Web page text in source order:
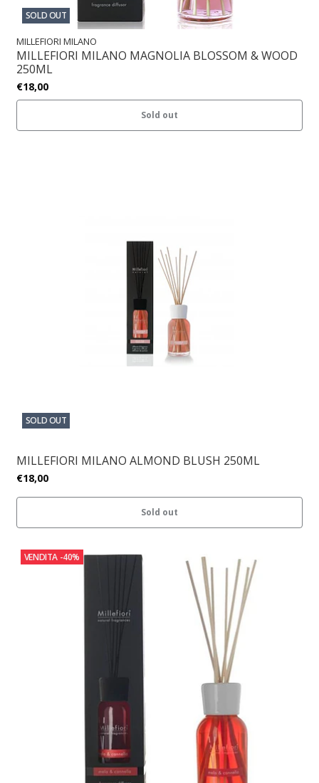
SOLD OUT
MILLEFIORI MILANO
MILLEFIORI MILANO MAGNOLIA BLOSSOM & WOOD
250ML
€18,00
Sold out
SOLD OUT
MILLEFIORI MILANO ALMOND BLUSH 250ML
€18,00
Sold out
VENDITA -40%